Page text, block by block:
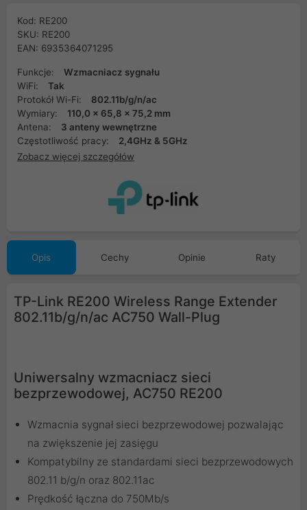
Kod: RE200
SKU: RE200
EAN: 6935364071295
Funkcje:
Wzmacniacz sygnału
WiFi:
Tak
Protokół Wi-Fi:
802.11b/g/n/ac
Wymiary:
110,0 x 65,8 x 75,2 mm
Antena:
3 anteny wewnętrzne
Częstotliwość pracy:
2,4GHz & 5GHz
Zobacz więcej szczegółów
Opis Cechy Opinie Raty
TP-Link RE200 Wireless Range Extender
802.11b/g/n/ac AC750 Wall-Plug
Uniwersalny wzmacniacz sieci
bezprzewodowej, AC750 RE200
Wzmacnia sygnał sieci bezprzewodowej pozwalając
na zwiększenie jej zasięgu
Kompatybilny ze standardami sieci bezprzewodowych
802.11 b/g/n oraz 802.11ac
Prędkość łączna do 750Mb/s